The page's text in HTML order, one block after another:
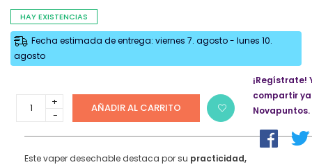
HAY EXISTENCIAS
Fecha estimada de entrega: viernes 7. agosto - lunes 10.
agosto
desechable
BM
AÑADIR AL CARRITO
Este vaper desechable destaca por su practicidad,
¡Regístrate!
compartir
Novapuntos.